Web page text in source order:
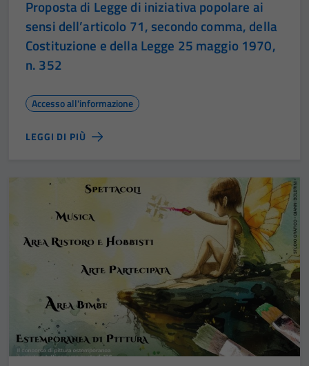
Proposta di Legge di iniziativa popolare ai
sensi dell’articolo 71, secondo comma, della
Costituzione e della Legge 25 maggio 1970,
n. 352
Accesso all'informazione
LEGGI DI PIÙ